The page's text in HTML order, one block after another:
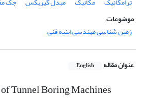
موضوعات
زمین شناسی مهندسی ابنیه فنی
عنوان مقاله English
Tunnel Boring Machines